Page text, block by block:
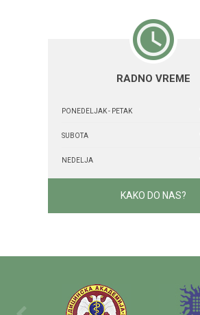
RADNO VREME
PONEDELJAK - PETAK
SUBOTA
NEDELJA
KAKO DO NAS?